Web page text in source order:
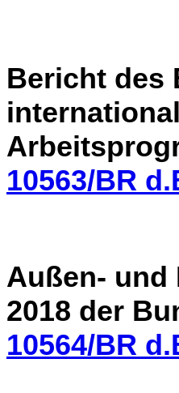
Bericht des
10563/BR
Außen- und
2018 der
10564/BR